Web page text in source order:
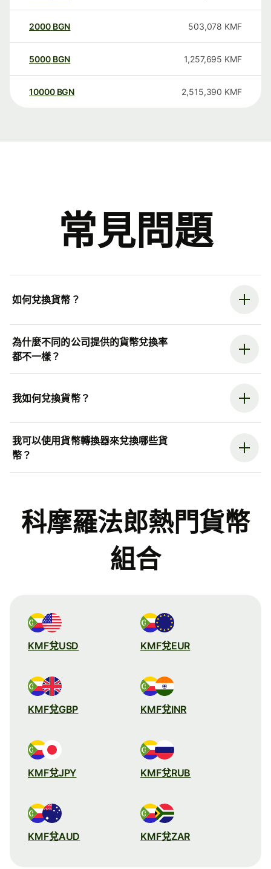
2000 BGN 503,078 KMF
5000 BGN 1,257,695 KMF
10000 BGN 2,515,390 KMF
常見問題
如何兌換貨幣？
為什麼不同的公司提供的貨幣兌換率
都不一樣？
我如何兌換貨幣？
我可以使用貨幣轉換器來兌換哪些貨
幣？
科摩羅法郎熱門貨幣
組合
KMF兌USD KMF兌EUR
KMF兌GBP KMF兌INR
KMF兌JPY KMF兌RUB
KMF兌AUD KMF兌ZAR